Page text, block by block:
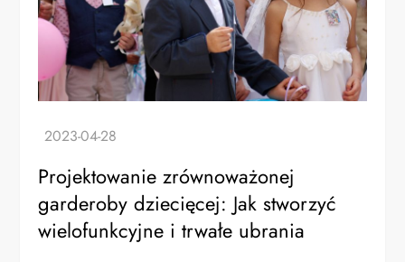
Projektowanie zrównoważonej
garderoby dziecięcej: Jak stworzyć
wielofunkcyjne i trwałe ubrania